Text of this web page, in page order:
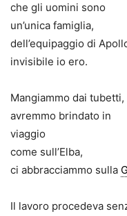
che gli uomini sono
un’unica famiglia,
dell’equipaggio di
invisibile io ero.
Mangiammo dai tubetti,
avremmo brindato in
viaggio
come sull’Elba,
ci abbracciammo sulla
Il lavoro procedeva